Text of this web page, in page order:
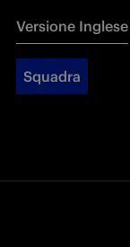
Versione Inglese
Squadra